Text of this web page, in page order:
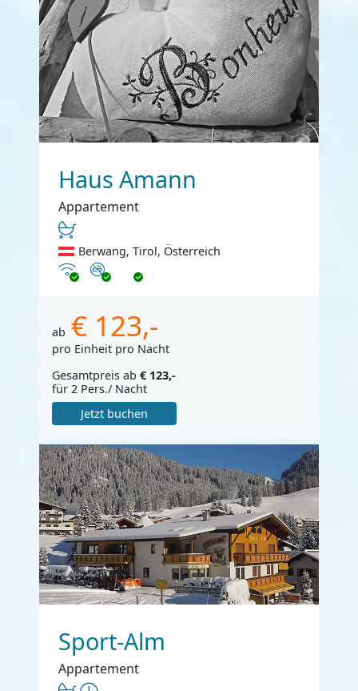
Haus Amann
Appartement
Berwang, Tirol, Österreich
InternetNichtraucher
ab € 123,-
pro Einheit pro Nacht
Gesamtpreis ab € 123,-
für 2 Pers./ Nacht
Jetzt buchen
Sport-Alm
Appartement